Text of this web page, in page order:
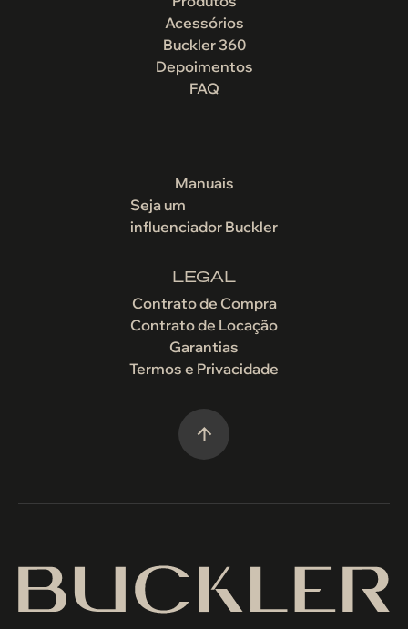
Acessórios
Buckler 360
Depoimentos
FAQ
Manuais
Seja um
influenciador Buckler
LEGAL
Contrato de Compra
Contrato de Locação
Garantias
Termos e Privacidade